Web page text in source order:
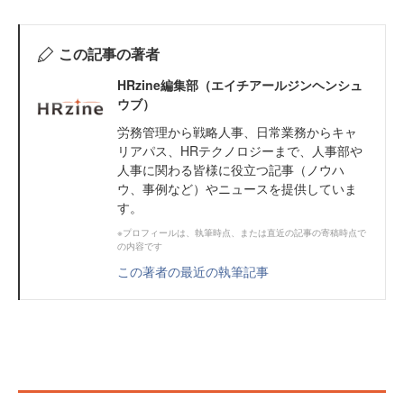
この記事の著者
HRzine編集部（エイチアールジンヘンシュ
ウブ）
労務管理から戦略人事、日常業務からキャ
リアパス、HRテクノロジーまで、人事部や
人事に関わる皆様に役立つ記事（ノウハ
ウ、事例など）やニュースを提供していま
す。
※プロフィールは、執筆時点、または直近の記事の寄稿時点で
の内容です
この著者の最近の執筆記事